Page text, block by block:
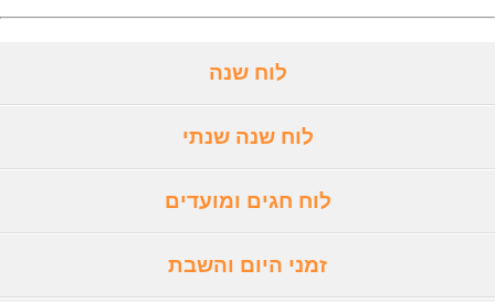
לוח שנה
לוח שנה שנתי
לוח חגים ומועדים
זמני היום והשבת